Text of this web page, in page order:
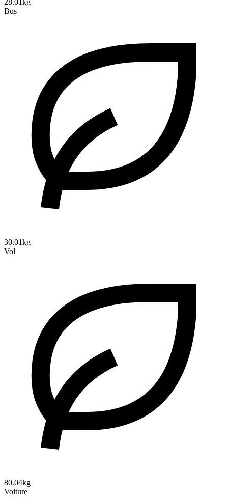
Bus
30.01kg
Vol
80.04kg
Voiture